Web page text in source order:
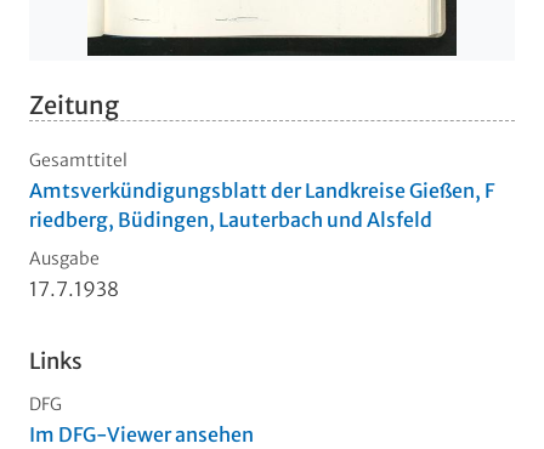
Zeitung
Gesamttitel
Amtsverkündigungsblatt der Landkreise Gießen, F
riedberg, Büdingen, Lauterbach und Alsfeld
Ausgabe
17.7.1938
Links
DFG
Im DFG-Viewer ansehen